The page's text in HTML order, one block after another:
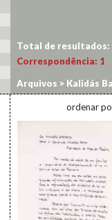
Total de resultados:
Correspondência: 1
Arquivos > Kalidás
ordenar